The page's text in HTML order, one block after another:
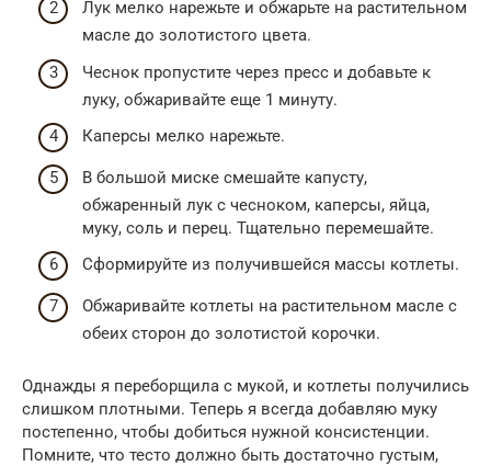
Лук мелко нарежьте и обжарьте на растительном
масле до золотистого цвета.
Чеснок пропустите через пресс и добавьте к
луку, обжаривайте еще 1 минуту.
Каперсы мелко нарежьте.
В большой миске смешайте капусту,
обжаренный лук с чесноком, каперсы, яйца,
муку, соль и перец. Тщательно перемешайте.
Сформируйте из получившейся массы котлеты.
Обжаривайте котлеты на растительном масле с
обеих сторон до золотистой корочки.
Однажды я переборщила с мукой, и котлеты получились
слишком плотными. Теперь я всегда добавляю муку
постепенно, чтобы добиться нужной консистенции.
Помните, что тесто должно быть достаточно густым,